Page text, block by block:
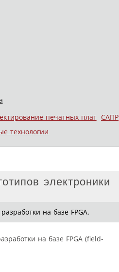
печатных плат САПР
технологии
электроники
на базе FPGA.
на базе FPGA (field-